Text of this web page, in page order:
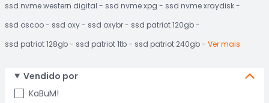
 Departamentos
Cupons
 Ativar tradutor em libras
ENTRE
CADASTRE-SE
ssd nvme western digital ssd nvme xpg
ssd nvme xraydisk
ssd oscoo
ssd oxy ssd oxybr
ssd patriot 120gb
ssd patriot 128gb
ssd patriot 1tb ssd patriot 240gb Ver mais
Vendido por
KaBuM!